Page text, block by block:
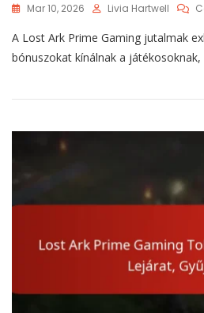
Mar 10, 2026 Livia Hartwell
A Lost Ark Prime Gaming jutalmak
bónuszokat kínálnak a játékosoknak,